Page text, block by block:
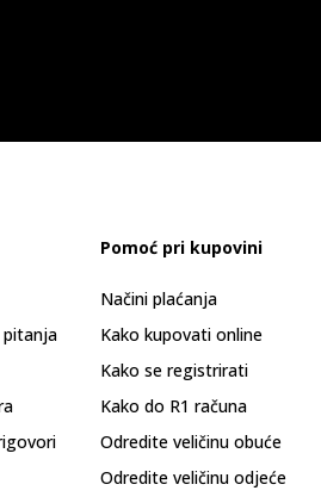
pitanja
Pomoć pri kupovini
Načini plaćanja
Kako kupovati online
Kako se registrirati
Kako do R1 računa
Odredite veličinu obuće
Odredite veličinu odjeće